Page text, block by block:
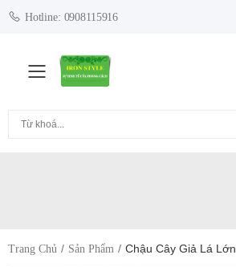
Hotline: 0908115916
Toggle mobile menu
Trang Chủ Sản Phẩm Chậu Cây Giả Lá Lớn